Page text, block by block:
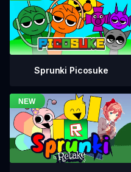
Sprunki Picosuke